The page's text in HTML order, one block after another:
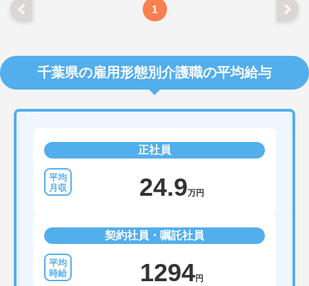
1
千葉県の雇用形態別介護職の平均給与
正社員
24.9万円
契約社員・嘱託社員
1294円